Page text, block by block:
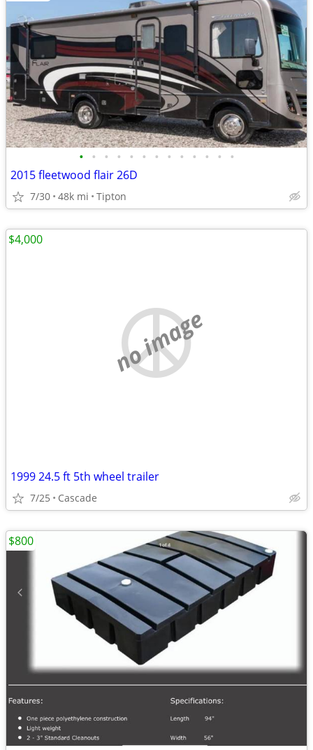
• • • • • • • • • • • • •
2015 fleetwood flair 26D
7/30 48k mi Tipton
no image
1999 24.5 ft 5th wheel trailer
7/25 Cascade
$4,000
$800